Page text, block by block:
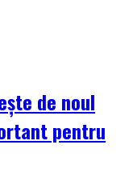
de noul
pentru